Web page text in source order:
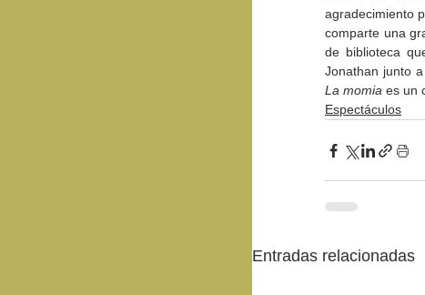
agradecimiento
comparte una
de biblioteca
La momia es un
Espectáculos
Entradas relacionadas